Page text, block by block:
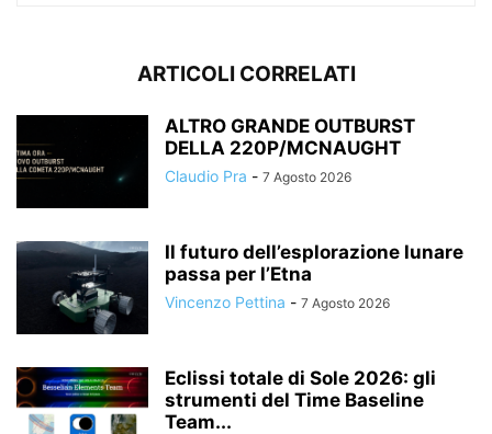
ARTICOLI CORRELATI
ALTRO GRANDE OUTBURST
DELLA 220P/MCNAUGHT
Claudio Pra - 7 Agosto 2026
Il futuro dell’esplorazione lunare
passa per l’Etna
Vincenzo Pettina - 7 Agosto 2026
Eclissi totale di Sole 2026: gli
strumenti del Time Baseline
Team...